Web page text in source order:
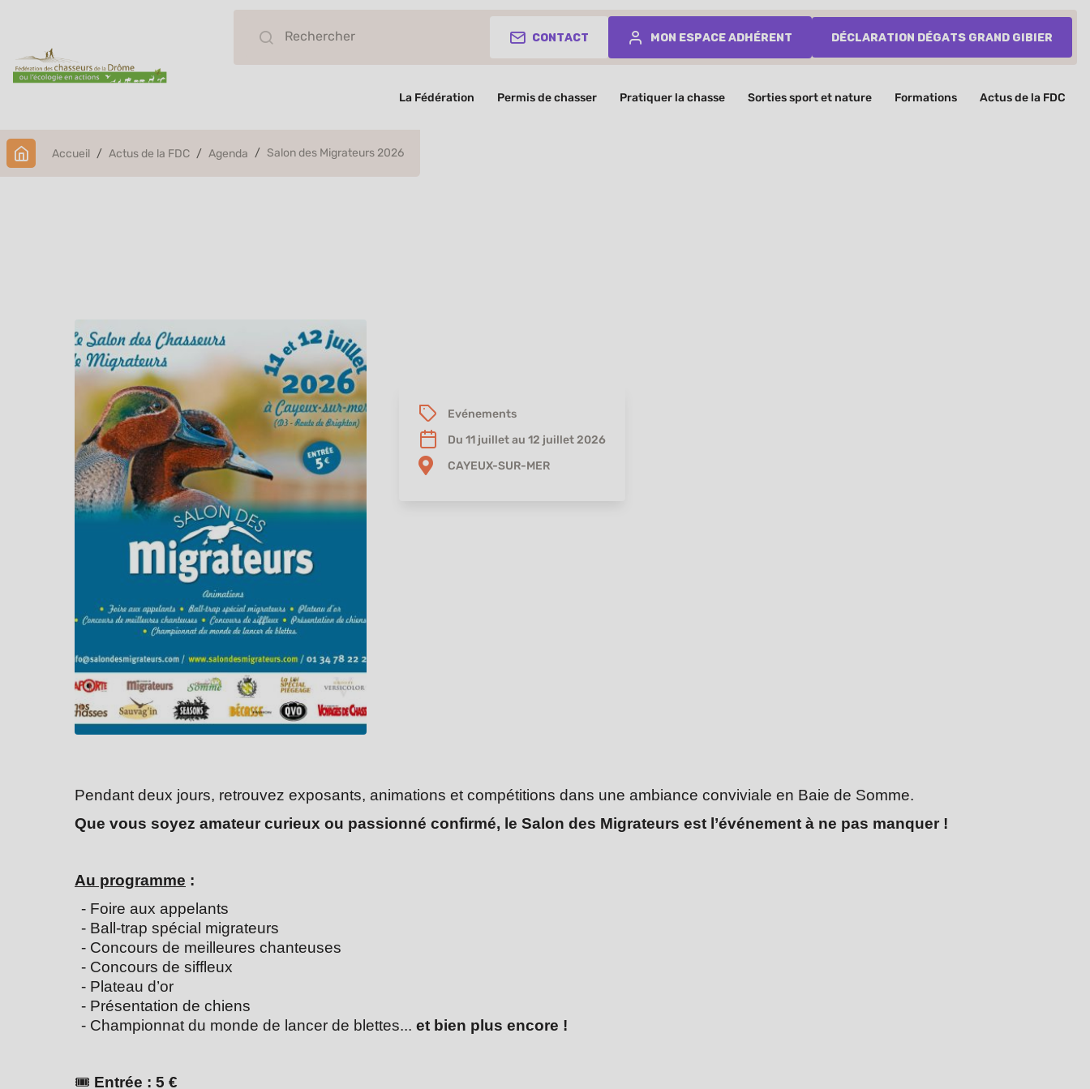
Contact Mon espace adhérent Déclaration dégats grand gibier
La Fédération Permis de chasser Pratiquer la chasse Sorties sport et nature Formations Actus de la FDC
Accueil Actus de la FDC Agenda Salon des Migrateurs 2026
Evénements
Du 11 juillet au 12 juillet 2026
CAYEUX-SUR-MER
Pendant deux jours, retrouvez exposants, animations et compétitions dans une ambiance conviviale en Baie de Somme.
Que vous soyez amateur curieux ou passionné confirmé, le Salon des Migrateurs est l’événement à ne pas manquer !
Au programme :
- Foire aux appelants
- Ball-trap spécial migrateurs
- Concours de meilleures chanteuses
- Concours de siffleux
- Plateau d’or
- Présentation de chiens
- Championnat du monde de lancer de blettes... et bien plus encore !
🎟 Entrée : 5 €